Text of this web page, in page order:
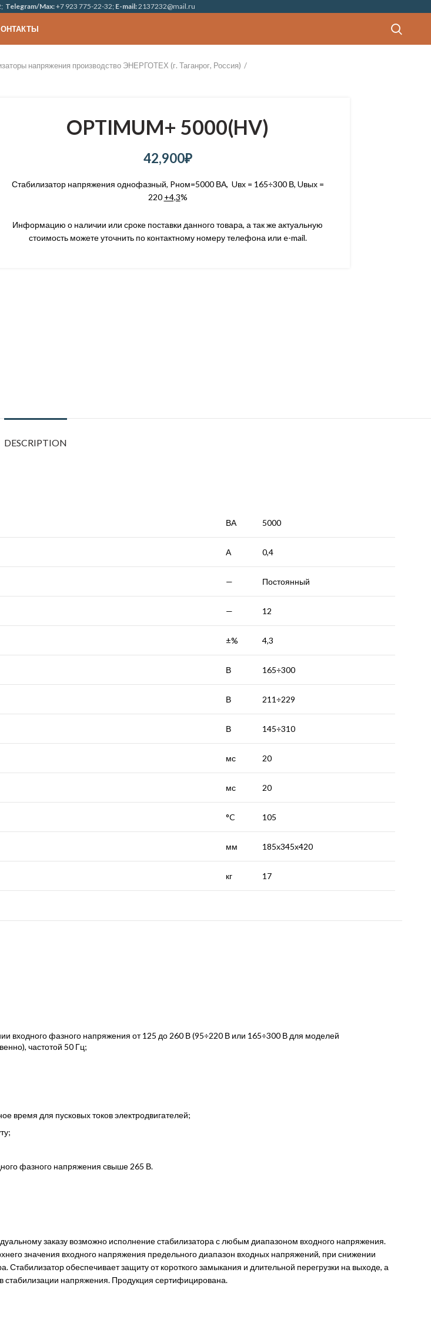
Telegram/Max:+7 923 775-22-32; E-mail:2137232@mail.ru
напряжения производство ЭНЕРГОТЕХ (г. Таганрог, Россия)
OPTIMUM+ 5000(HV)
42,900₽
Стабилизатор напряжения однофазный, Pном=5000 ВА, Uвх = 165÷300 В, Uвых =
220 +4,3%
Информацию о наличии или сроке поставки данного товара, а так же актуальную
стоимость можете уточнить по контактному номеру телефона или e-mail.
DESCRIPTION
ВА 5000
А 0,4
— Постоянный
— 12
±% 4,3
В 165÷300
В 211÷229
В 145÷310
мс 20
мс 20
°C 105
мм 185х345х420
кг 17
входного фазного напряжения от 125 до 260 В (95÷220 В или 165÷300 В для моделей
частотой 50 Гц;
время для пусковых токов электродвигателей;
фазного напряжения свыше 265 В.
заказу возможно исполнение стабилизатора с любым диапазоном входного напряжения.
значения входного напряжения предельного диапазон входных напряжений, при снижении
обеспечивает защиту от короткого замыкания и длительной перегрузки на выходе, а
стабилизации напряжения. Продукция сертифицирована.